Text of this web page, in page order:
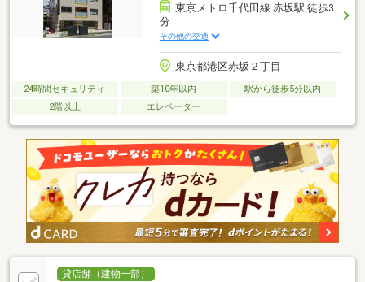
東京メトロ千代田線 赤坂駅 徒歩3
分
その他の交通
東京都港区赤坂２丁目
24時間セキュリティ 築10年以内
駅から徒歩5分以内
2階以上
エレベーター
貸店舗（建物一部）